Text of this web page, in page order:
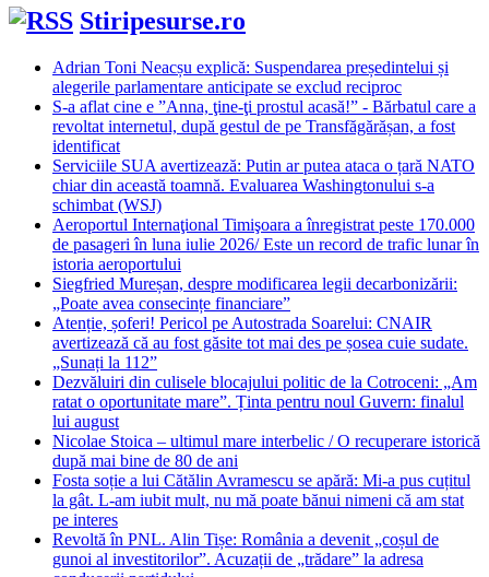
Stiripesurse.ro
Adrian Toni Neacșu explică: Suspendarea președintelui și
alegerile parlamentare anticipate se exclud reciproc
S-a aflat cine e ”Anna, ţine-ţi prostul acasă!” - Bărbatul care a
revoltat internetul, după gestul de pe Transfăgărășan, a fost
identificat
Serviciile SUA avertizează: Putin ar putea ataca o țară NATO
chiar din această toamnă. Evaluarea Washingtonului s-a
schimbat (WSJ)
Aeroportul Internaţional Timişoara a înregistrat peste 170.000
de pasageri în luna iulie 2026/ Este un record de trafic lunar în
istoria aeroportului
Siegfried Mureșan, despre modificarea legii decarbonizării:
„Poate avea consecințe financiare”
Atenție, șoferi! Pericol pe Autostrada Soarelui: CNAIR
avertizează că au fost găsite tot mai des pe șosea cuie sudate.
„Sunați la 112”
Dezvăluiri din culisele blocajului politic de la Cotroceni: „Am
ratat o oportunitate mare”. Ținta pentru noul Guvern: finalul
lui august
Nicolae Stoica – ultimul mare interbelic / O recuperare istorică
după mai bine de 80 de ani
Fosta soție a lui Cătălin Avramescu se apără: Mi-a pus cuțitul
la gât. L-am iubit mult, nu mă poate bănui nimeni că am stat
pe interes
Revoltă în PNL. Alin Tișe: România a devenit „coșul de
gunoi al investitorilor”. Acuzații de „trădare” la adresa